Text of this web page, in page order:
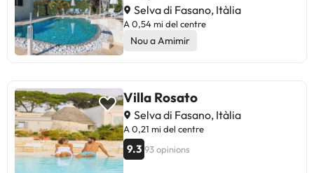
Selva di Fasano, Itàlia
A 0,54 mi del centre
Nou a Amimir
Villa Rosato
Selva di Fasano, Itàlia
A 0,21 mi del centre
9.3 93 opinions